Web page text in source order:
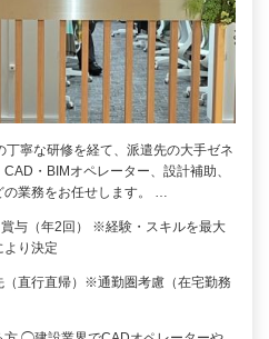
丁寧な研修を経て、派遣先の大手ゼネ
・BIMオペレーター、設計補助、
業務をお任せします。 …
与（年2回） ※経験・スキルを最大
より決定
（直行直帰）※通勤圏考慮（在宅勤務